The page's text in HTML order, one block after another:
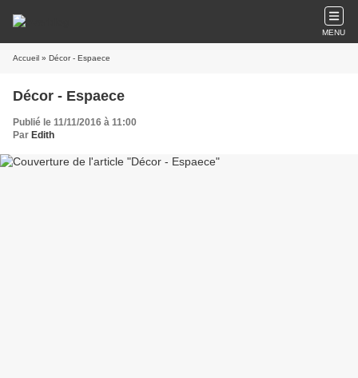
MENU
Accueil » Décor - Espaece
Décor - Espaece
Publié le 11/11/2016 à 11:00
Par Edith